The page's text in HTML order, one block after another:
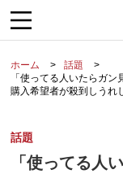
ホーム
話題
「使ってる人いたらガ
購入希望者が殺到しうれ
話題
「使ってる人